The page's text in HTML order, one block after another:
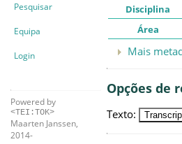
Pesquisar
Equipa
Login
Powered by
<TEI:TOK>
Maarten Janssen,
2014-
Disciplina
Área
Mais
Opções de
Texto: